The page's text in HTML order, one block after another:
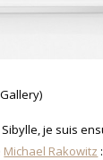
je suis
Michael Rakowitz :